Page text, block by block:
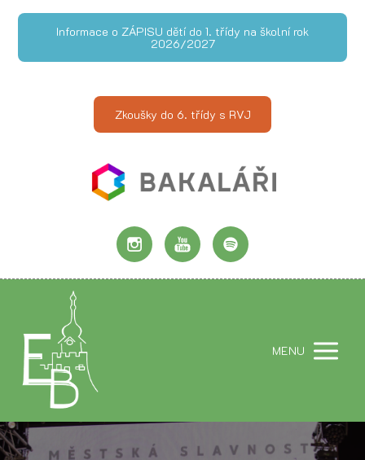
Informace o ZÁPISU dětí do 1. třídy na školní rok
2026/2027
Zkoušky do 6. třídy s RVJ
MENU